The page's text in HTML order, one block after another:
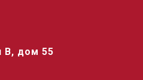
В, дом 55